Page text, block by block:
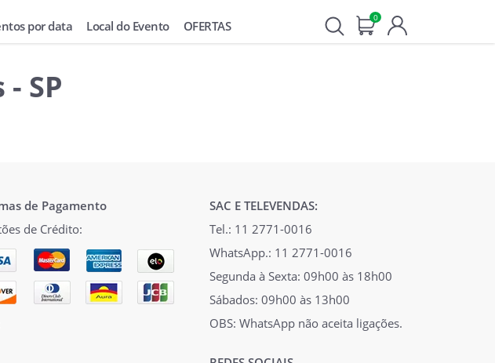
por data Local do Evento OFERTAS
0
SP
de Pagamento
de Crédito:
SAC E TELEVENDAS:
Tel.: 11 2771-0016
WhatsApp.: 11 2771-0016
Segunda à Sexta: 09h00 às 18h00
Sábados: 09h00 às 13h00
OBS: WhatsApp não aceita ligações.